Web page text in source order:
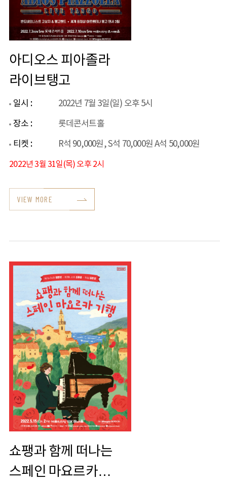
아디오스 피아졸라
라이브탱고
일시 :
2022년 7월 3일(일) 오후 5시
장소 :
롯데콘서트홀
티켓 :
R석 90,000원, S석 70,000원 A석 50,000원
2022년 3월 31일(목) 오후 2시
VIEW MORE
쇼팽과 함께 떠나는
스페인 마요르카